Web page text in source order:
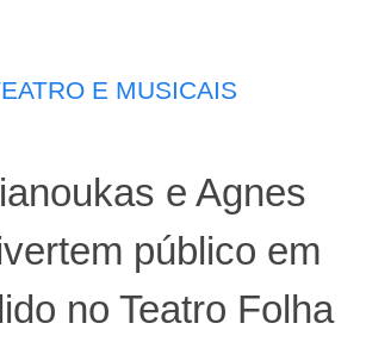
E MUSICAIS
e Agnes
público em
no Teatro Folha